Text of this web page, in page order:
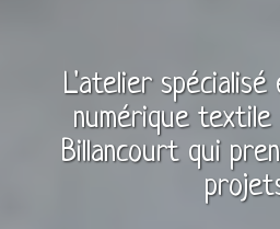
L'atelier spécialisé
numérique textile
Billancourtqui